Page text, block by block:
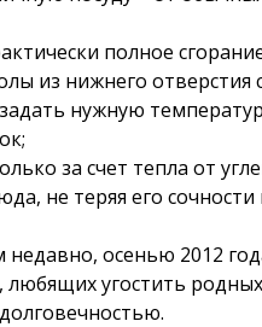
полное
из нижнего
нужную
за счет тепла от
не теряя его
осенью 2012
угостить